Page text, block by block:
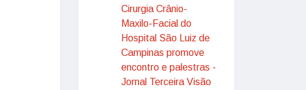
Cirurgia Crânio-
Maxilo-Facial do
Hospital São Luiz de
Campinas promove
encontro e palestras -
Jornal Terceira Visão